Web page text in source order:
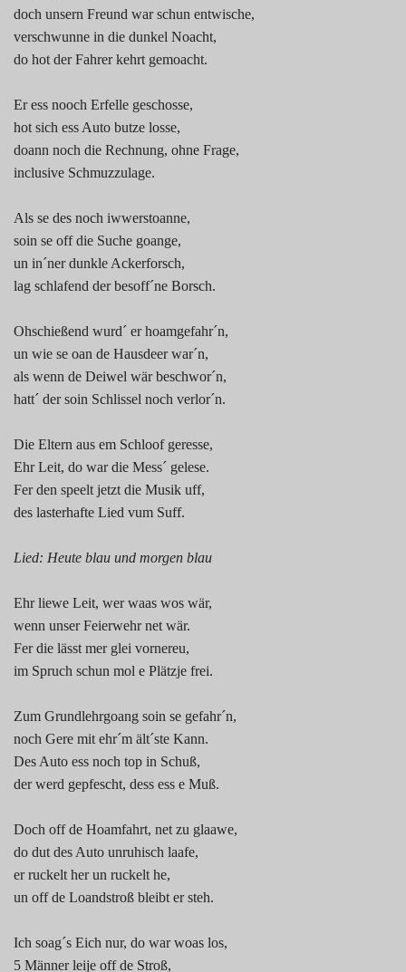
doch unsern Freund war schun entwische,
verschwunne in die dunkel Noacht,
do hot der Fahrer kehrt gemoacht.
Er ess nooch Erfelle geschosse,
hot sich ess Auto butze losse,
doann noch die Rechnung, ohne Frage,
inclusive Schmuzzulage.
Als se des noch iwwerstoanne,
soin se off die Suche goange,
un in´ner dunkle Ackerforsch,
lag schlafend der besoff´ne Borsch.
Ohschießend wurd´ er hoamgefahr´n,
un wie se oan de Hausdeer war´n,
als wenn de Deiwel wär beschwor´n,
hatt´ der soin Schlissel noch verlor´n.
Die Eltern aus em Schloof geresse,
Ehr Leit, do war die Mess´ gelese.
Fer den speelt jetzt die Musik uff,
des lasterhafte Lied vum Suff.
Lied: Heute blau und morgen blau
Ehr liewe Leit, wer waas wos wär,
wenn unser Feierwehr net wär.
Fer die lässt mer glei vornereu,
im Spruch schun mol e Plätzje frei.
Zum Grundlehrgoang soin se gefahr´n,
noch Gere mit ehr´m ält´ste Kann.
Des Auto ess noch top in Schuß,
der werd gepfescht, dess ess e Muß.
Doch off de Hoamfahrt, net zu glaawe,
do dut des Auto unruhisch laafe,
er ruckelt her un ruckelt he,
un off de Loandstroß bleibt er steh.
Ich soag´s Eich nur, do war woas los,
5 Männer leije off de Stroß,